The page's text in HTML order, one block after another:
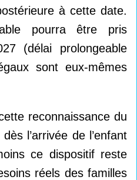
à cette date.
pourra être pris
(délai prolongeable
sont eux-mêmes
reconnaissance du
l’arrivée de l’enfant
ce dispositif reste
réels des familles